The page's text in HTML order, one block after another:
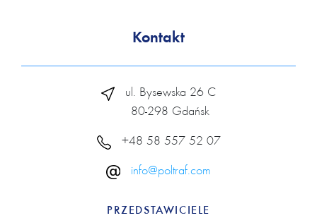
Kontakt
ul. Bysewska 26 C
80-298 Gdańsk
+48 58 557 52 07
info@poltraf.com
PRZEDSTAWICIELE